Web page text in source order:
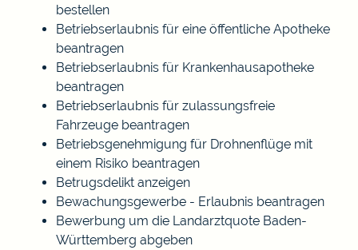
bestellen
Betriebserlaubnis für eine öffentliche Apotheke
beantragen
Betriebserlaubnis für Krankenhausapotheke
beantragen
Betriebserlaubnis für zulassungsfreie
Fahrzeuge beantragen
Betriebsgenehmigung für Drohnenflüge mit
einem Risiko beantragen
Betrugsdelikt anzeigen
Bewachungsgewerbe - Erlaubnis beantragen
Bewerbung um die Landarztquote Baden-
Württemberg abgeben